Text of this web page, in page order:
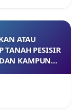
ATAU
TANAH PESISIR
KAMPUNG-